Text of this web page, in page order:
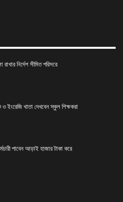
রাখার নির্দেশ সীমিত পরিসরে
ও ইংরেজি খাতা দেখবেন স্কুল শিক্ষকরা
পাবেন আড়াই হাজার টাকা করে